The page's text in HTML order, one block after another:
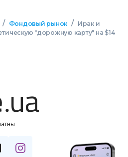
/ Фондовый рынок /
Ирак и
"дорожную карту" на $14